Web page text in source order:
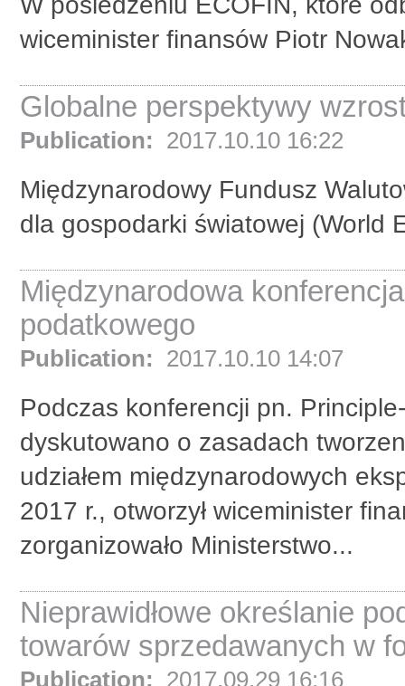
wiceminister finansów Piotr
Globalne perspektywy
Publication: 2017.10.10 16:22
Międzynarodowy Fundusz
dla gospodarki światowej (World
Międzynarodowa
podatkowego
Publication: 2017.10.10 14:07
Podczas konferencji pn.
dyskutowano o zasadach
udziałem międzynarodowych
2017 r., otworzył wiceminister
zorganizowało Ministerstwo...
Nieprawidłowe określanie
towarów sprzedawanych w
Publication: 2017.09.29 16:16